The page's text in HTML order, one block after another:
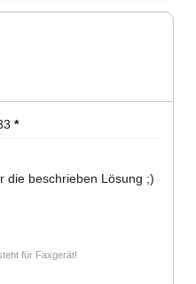
*
die beschrieben Lösung ;)
für Faxgerät!